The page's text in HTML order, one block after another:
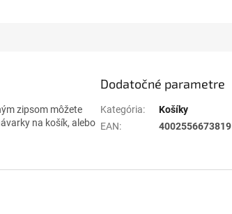
zipsom môžete
na košík, alebo
Dodatočné parametre
Kategória:
Košíky
EAN: 4002556673819